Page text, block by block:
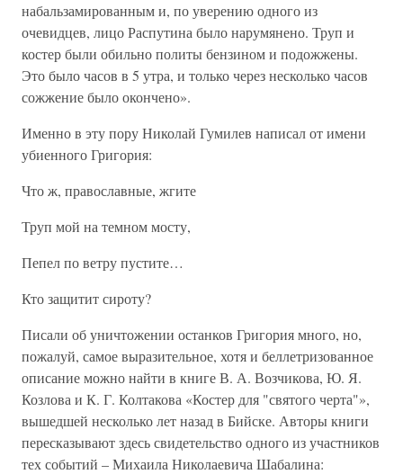
набальзамированным и, по уверению одного из
очевидцев, лицо Распутина было нарумянено. Труп и
костер были обильно политы бензином и подожжены.
Это было часов в 5 утра, и только через несколько часов
сожжение было окончено».
Именно в эту пору Николай Гумилев написал от имени
убиенного Григория:
Что ж, православные, жгите
Труп мой на темном мосту,
Пепел по ветру пустите…
Кто защитит сироту?
Писали об уничтожении останков Григория много, но,
пожалуй, самое выразительное, хотя и беллетризованное
описание можно найти в книге В. А. Возчикова, Ю. Я.
Козлова и К. Г. Колтакова «Костер для "святого черта"»,
вышедшей несколько лет назад в Бийске. Авторы книги
пересказывают здесь свидетельство одного из участников
тех событий – Михаила Николаевича Шабалина: